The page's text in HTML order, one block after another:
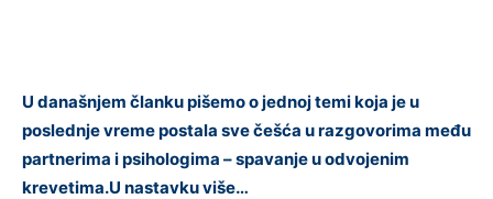
U današnjem članku pišemo o jednoj temi koja je u
poslednje vreme postala sve češća u razgovorima među
partnerima i psihologima – spavanje u odvojenim
krevetima.U nastavku više…